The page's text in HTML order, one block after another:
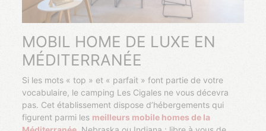
MOBIL HOME DE LUXE EN
MÉDITERRANÉE
Si les mots « top » et « parfait » font partie de votre
vocabulaire, le camping Les Cigales ne vous décevra
pas. Cet établissement dispose d’hébergements qui
figurent parmi les meilleurs mobile homes de la